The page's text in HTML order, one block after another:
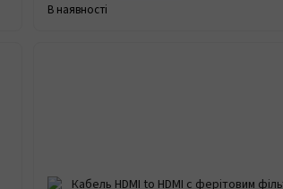
В наявності